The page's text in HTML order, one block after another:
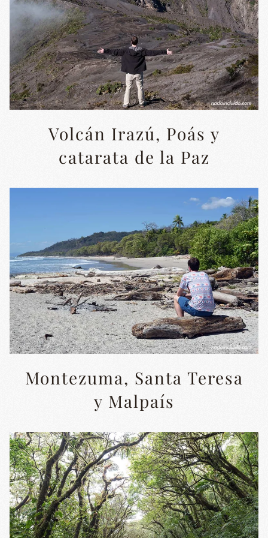
Volcán Irazú, Poás y
catarata de la Paz
Montezuma, Santa Teresa
y Malpaís